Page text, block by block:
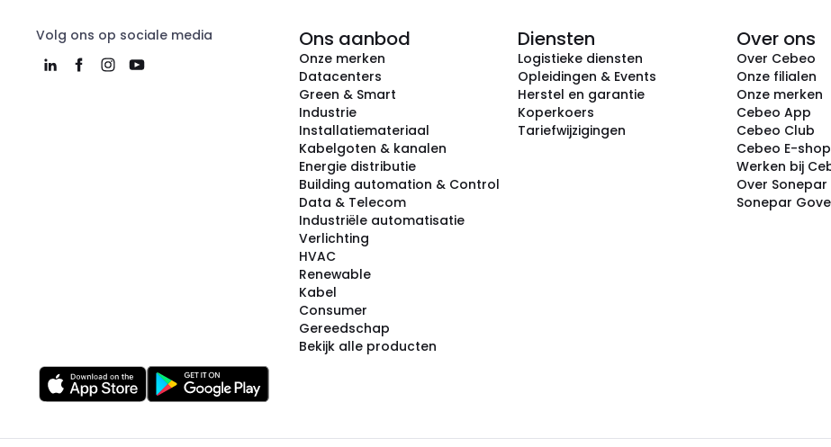
Volg ons op sociale media Ons aanbod
Onze merken
Datacenters
Green & Smart
Industrie
Installatiemateriaal
Kabelgoten & kanalen
Energie distributie
Building automation & Control
Data & Telecom
Industriële automatisatie
Verlichting
HVAC
Renewable
Kabel
Consumer
Gereedschap
Bekijk alle producten
Diensten
Logistieke diensten
Opleidingen & Events
Herstel en garantie
Koperkoers
Tariefwijzigingen
Over ons
Over Cebeo
Onze filialen
Onze merken
Cebeo App
Cebeo Club
Cebeo E-shop
Werken bij
Over Sonepar
Sonepar